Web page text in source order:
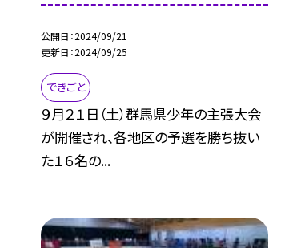
公開日 2024/09/21
更新日 2024/09/25
できごと
９月２１日（土）群馬県少年の主張大会
が開催され、各地区の予選を勝ち抜い
た１６名の...